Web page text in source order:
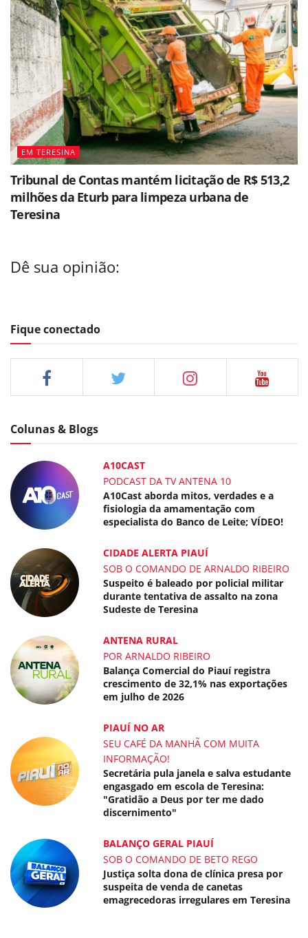
EM TERESINA
Tribunal de Contas mantém licitação de R$ 513,2
milhões da Eturb para limpeza urbana de
Teresina
Dê sua opinião:
Fique conectado
Colunas & Blogs
A10CAST
PODCAST DA TV ANTENA 10
A10Cast aborda mitos, verdades e a
fisiologia da amamentação com
especialista do Banco de Leite; VÍDEO!
CIDADE ALERTA PIAUÍ
SOB O COMANDO DE ARNALDO RIBEIRO
Suspeito é baleado por policial militar
durante tentativa de assalto na zona
Sudeste de Teresina
ANTENA RURAL
POR ARNALDO RIBEIRO
Balança Comercial do Piauí registra
crescimento de 32,1% nas exportações
em julho de 2026
PIAUÍ NO AR
SEU CAFÉ DA MANHÃ COM MUITA
INFORMAÇÃO!
Secretária pula janela e salva estudante
engasgado em escola de Teresina:
"Gratidão a Deus por ter me dado
discernimento"
BALANÇO GERAL PIAUÍ
SOB O COMANDO DE BETO REGO
Justiça solta dona de clínica presa por
suspeita de venda de canetas
emagrecedoras irregulares em Teresina